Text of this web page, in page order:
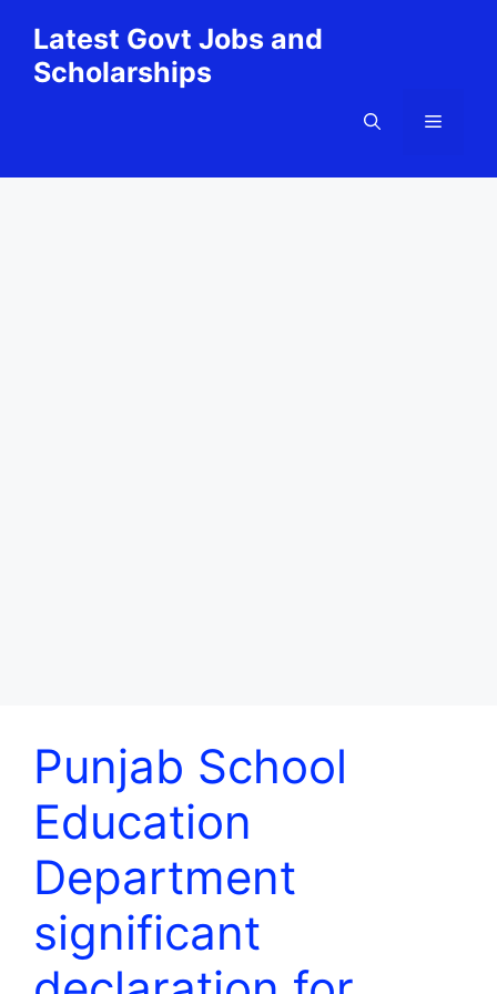
content
Latest Govt Jobs and
Scholarships
Menu
Punjab School
Education
Department
significant